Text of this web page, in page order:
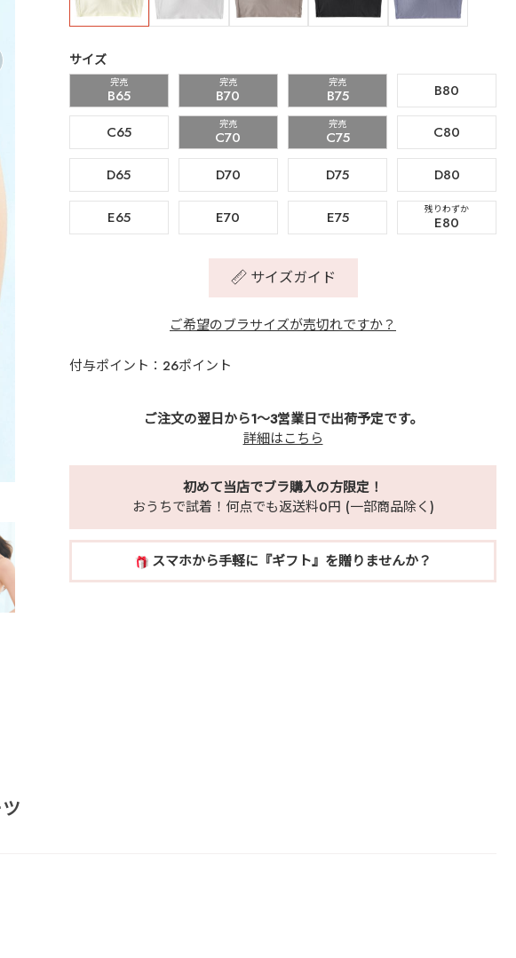
サイズ
完売
B65
完売
B70
完売
B75 B80
C65 完売
C70
完売
C75 C80
D65 D70 D75 D80
E65 E70 E75 残りわずか
E80
サイズガイド
ご希望のブラサイズが売切れですか？
付与ポイント：26ポイント
ご注文の翌日から1～3営業日で出荷予定です。
詳細はこちら
初めて当店でブラ購入の方限定！
おうちで試着！何点でも返送料0円 (一部商品除く)
スマホから手軽に『ギフト』を贈りませんか？